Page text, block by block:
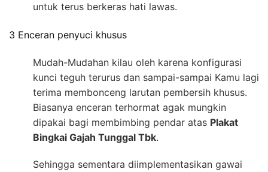
untuk terus berkeras hati lawas.
3 Enceran penyuci khusus
Mudah-Mudahan kilau oleh karena konfigurasi
kunci teguh terurus dan sampai-sampai Kamu lagi
terima membonceng larutan pembersih khusus.
Biasanya enceran terhormat agak mungkin
dipakai bagi membimbing pendar atas Plakat
Bingkai Gajah Tunggal Tbk.
Sehingga sementara diimplementasikan gawai